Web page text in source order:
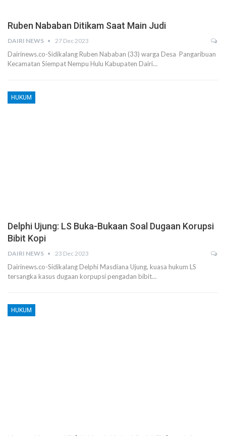
Ruben Nababan Ditikam Saat Main Judi
DAIRI NEWS 27 Dec 2023
Dairinews.co-Sidikalang Ruben Nababan (33) warga Desa Pangaribuan
Kecamatan Siempat Nempu Hulu Kabupaten Dairi…
HUKUM
Delphi Ujung: LS Buka-Bukaan Soal Dugaan Korupsi
Bibit Kopi
DAIRI NEWS 23 Dec 2023
Dairinews.co-Sidikalang Delphi Masdiana Ujung, kuasa hukum LS
tersangka kasus dugaan korpupsi pengadan bibit…
HUKUM